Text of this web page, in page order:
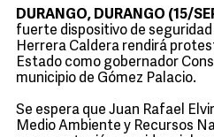
DURANGO, DURANGO (15/
fuerte dispositivo de
Herrera Caldera rendirá
Estado como gobernador
municipio de Gómez Palacio.
Se espera que Juan Rafael
Medio Ambiente y Recursos